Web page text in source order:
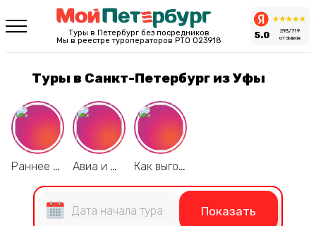
5.0
293/719
отзывов
Туры в Петербург без посредников
Мы в реестре туроператоров РТО 023918
Туры в Санкт-Петербург из Уфы
Раннее бронирование 2026 Авиа и Ж/Д по лучшим ценам Как выгоднее путешествовать?
Показать